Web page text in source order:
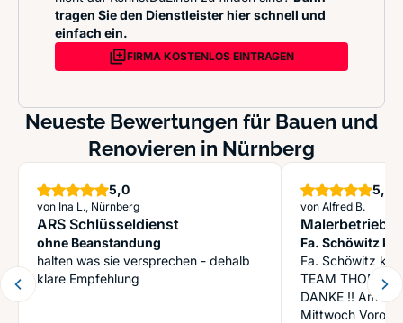
tragen Sie den Dienstleister hier schnell und
einfach ein.
FIRMA KOSTENLOS EINTRAGEN
Neueste Bewertungen für Bauen und
Renovieren in Nürnberg
5,0Sterne
von Ina L., Nürnberg
ARS Schlüsseldienst
ohne Beanstandung
halten was sie versprechen - dehalb
klare Empfehlung
5,0
von Alfred B.
Malerbetrieb
Fa. Schöwitz
Fa. Schöwitz
TEAM THOMAS
DANKE !! Am Dienstag angerufen, am
Mittwoch Vorort